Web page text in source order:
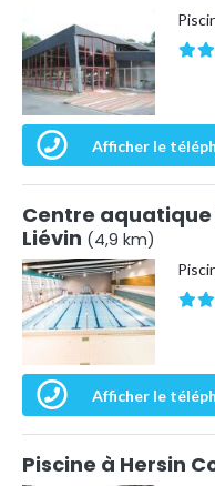
Afficher le
Centre
Liévin (4,9 km)
Afficher le
Piscine à Hersin